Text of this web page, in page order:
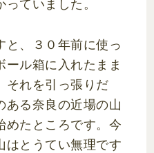
ていました。
と、３０年前に使っ
ール箱に入れたまま
それを引っ張りだ
ある奈良の近場の山
めたところです。今
はとうてい無理です